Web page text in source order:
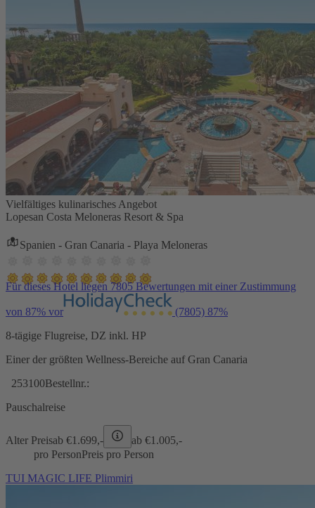
Vielfältiges kulinarisches Angebot
Lopesan Costa Meloneras Resort & Spa
Spanien - Gran Canaria - Playa Meloneras
Für dieses Hotel liegen 7805 Bewertungen mit einer Zustimmung
von 87% vor (7805) 87%
8-tägige Flugreise, DZ inkl. HP
Einer der größten Wellness-Bereiche auf Gran Canaria
253100Bestellnr.:
Pauschalreise
Alter Preisab €1.699,- ab €1.005,-
pro PersonPreis pro Person
TUI MAGIC LIFE Plimmiri